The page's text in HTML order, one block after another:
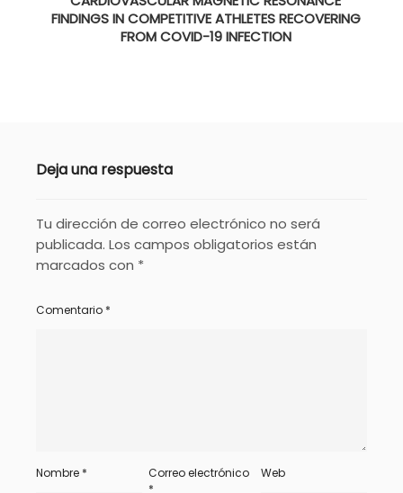
FINDINGS IN COMPETITIVE ATHLETES RECOVERING
FROM COVID-19 INFECTION
Deja una respuesta
Tu dirección de correo electrónico no será
publicada. Los campos obligatorios están
marcados con *
Comentario *
Nombre *
Correo electrónico
*
Web